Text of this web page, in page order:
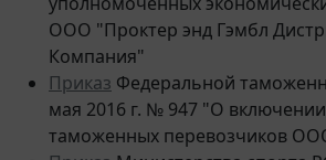
ООО "Проктер энд Гэмбл
Компания"
ПриказФедеральной
мая 2016 г. № 947 "О
таможенных перевозчиков
ПриказМинистерства спорта